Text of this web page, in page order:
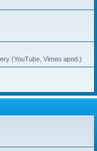
(YouTube, Vimeo apod.)